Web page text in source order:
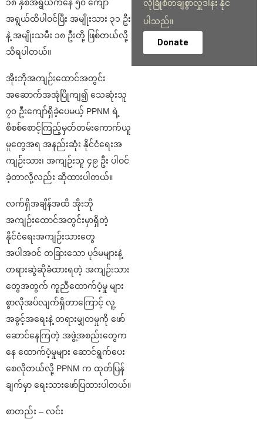
၁၈ နှစ်အရွယ်ကနေ ၅၀ ကျော်
အရွယ်ထိပါဝင်ပြီး အမျိုးသား ၃၁ ဦး
နဲ့ အမျိုးသမီး ၁၈ ဦးတို့ ဖြစ်တယ်လို့
သိရပါတယ်။
အိုးဘိုအကျဉ်းထောင်အတွင်း
အဆောက်အအုံပြိုကျ၍ သေဆုံးသူ
၇၀ ဦးကျော်ရှိခဲ့ပေမယ့် PPNM ရဲ့
စိစစ်စောင့်ကြည့်မှတ်တမ်းကောက်ယူ
မှုတွေအရ အနည်းဆုံး နိုင်ငံရေးအ
ကျဉ််းသား၊ အကျဉ်းသူ ၄၉ ဦး ပါဝင်
ခဲ့တာလို့လည်း ဆိုထားပါတယ်။
လက်ရှိအချိန်အထိ အိုးဘို
အကျဉ်းထောင်အတွင်းမှာရှိတဲ့
နိုင်ငံရေးအကျဉ်းသားတွေ
အပါအဝင် တခြားသော ပုဒ်မများနဲ့
တရားဆွဲဆိုခံထားရတဲ့ အကျဉ်းသား
တွေအတွက် ကူညီထောက်ပံ့မှု များ
စွာလိုအပ်လျက်ရှိတာကြောင့် လူ့
အခွင့်အရေးနဲ့ တရားမျှတမှုကို ဖော်
ဆောင်နေကြတဲ့ အဖွဲ့အစည်းတွေက
နေ ထောက်ပံ့မှုများ ဆောင်ရွက်ပေး
စေလိုတယ်လို့ PPNM က ထုတ်ပြန်
ချက်မှာ ရေးသားဖော်ပြထားပါတယ်။
စာတည်း – လင်း
လုံခြုံစိတ်ချစွာလှူဒါန်း နိုင်
ပါသည်။
Donate